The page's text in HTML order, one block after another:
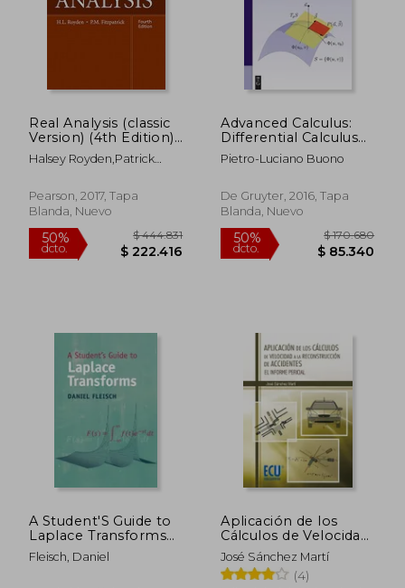
dcto. dcto.
Real Analysis (classic
Version) (4th Edition)
(pearson Modern
Classics For Advanced
(en Inglés)
Halsey Royden,patrick
Pearson, 2017, Tapa
Blanda, Nuevo
Advanced Calculus:
Differential Calculus
and Stokes' Theorem
(de Gruyter
Pietro-Luciano Buono
De Gruyter, 2016, Tapa
Blanda, Nuevo
A Student'S Guide to
Laplace Transforms
(Student'S Guides) (en
Inglés)
Fleisch, Daniel
Aplicación de los
Cálculos de Velocidad
a la Reconstrucción
de Accidentes: El
Informe Pericial
José Sánchez Martí
(4)